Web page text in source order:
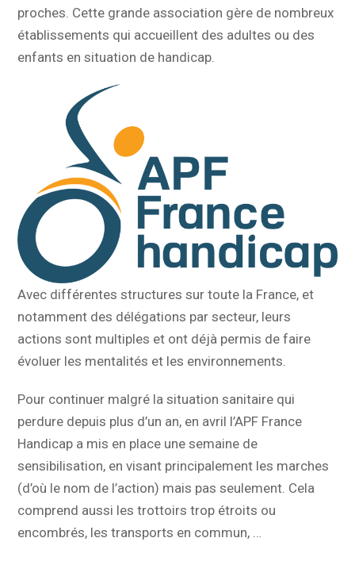
proches. Cette grande association gère de nombreux
établissements qui accueillent des adultes ou des
enfants en situation de handicap.
Avec différentes structures sur toute la France, et
notamment des délégations par secteur, leurs
actions sont multiples et ont déjà permis de faire
évoluer les mentalités et les environnements.
Pour continuer malgré la situation sanitaire qui
perdure depuis plus d’un an, en avril l’APF France
Handicap a mis en place une semaine de
sensibilisation, en visant principalement les marches
(d’où le nom de l’action) mais pas seulement. Cela
comprend aussi les trottoirs trop étroits ou
encombrés, les transports en commun, …